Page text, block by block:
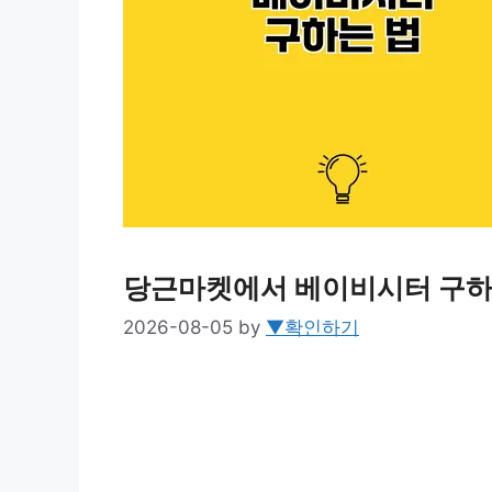
당근마켓에서 베이비시터 구
2026-08-05 by ▼확인하기